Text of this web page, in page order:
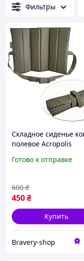
Фильтры
Складное сиденье
полевое Acropolis
туристический
фастексом
Готово к отправке
450₴
600 ₴
Купить
Bravery-shop